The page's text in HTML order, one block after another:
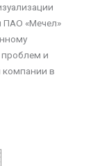
ПАО «Мечел»
проблем и
компании в